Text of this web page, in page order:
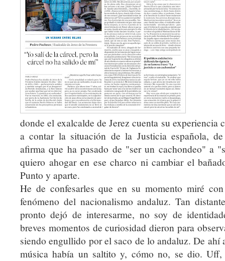
donde el exalcalde de Jerez cuenta su experiencia
a contar la situación de la Justicia española,
afirma que ha pasado de "ser un cachondeo" a
quiero ahogar en ese charco ni cambiar el
Punto y aparte.
He de confesarles que en su momento miré
fenómeno del nacionalismo andaluz. Tan
pronto dejó de interesarme, no soy de
breves momentos de curiosidad dieron para
siendo engullido por el saco de lo andaluz. De ahí
música había un saltito y, cómo no, se dio.